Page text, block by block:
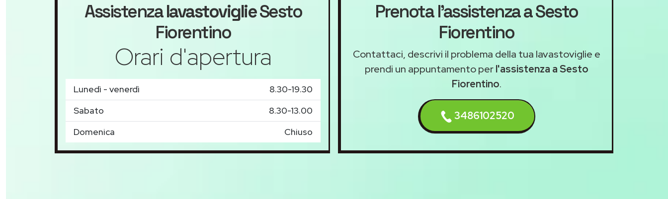
AssistenzalavastoviglieSesto
Fiorentino
Orari d'apertura
Lunedì - venerdì
8.30-19.30
Sabato
8.30-13.00
Domenica
Chiuso
Prenota l'assistenza a Sesto
Fiorentino
Contattaci, descrivi il problema della tua lavastoviglie e
prendi un appuntamento perl'assistenza a Sesto
Fiorentino.
3486102520